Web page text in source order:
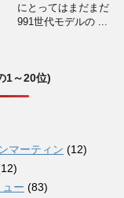
にとってはまだまだ
991世代モデルの ...
1～20位)
マーティン (12)
ー (83)